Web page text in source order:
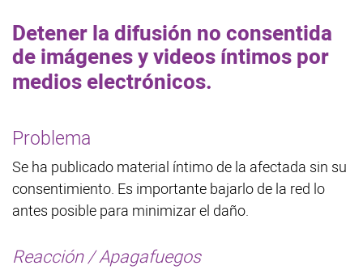
Detener la difusión no consentida
de imágenes y videos íntimos por
medios electrónicos.
Problema
Se ha publicado material íntimo de la afectada sin su
consentimiento. Es importante bajarlo de la red lo
antes posible para minimizar el daño.
Reacción / Apagafuegos